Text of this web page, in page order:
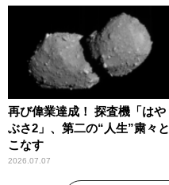
再び偉業達成！ 探査機「はや
ぶさ2」、第二の“人生”粛々と
こなす
2026.07.07